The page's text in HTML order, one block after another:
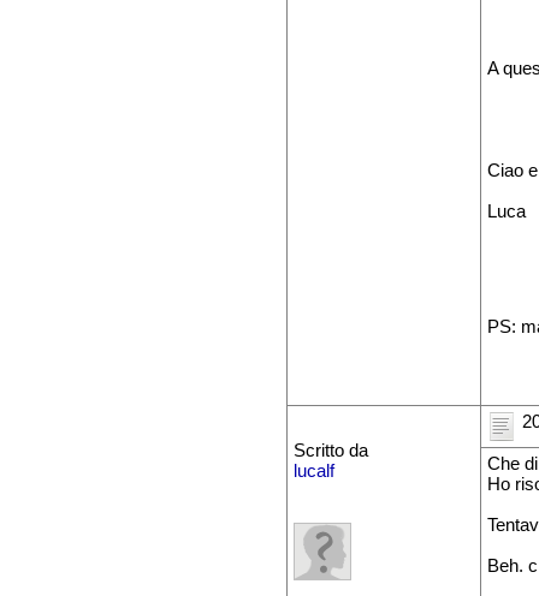
A
Ciao
Luca
PS:
Scritto da
lucalf
Che
Ho
Beh.